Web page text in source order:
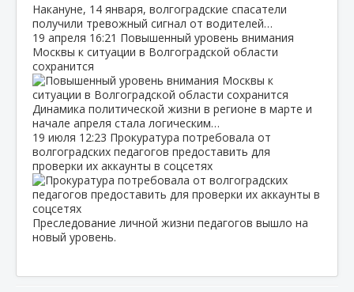
Накануне, 14 января, волгоградские спасатели
получили тревожный сигнал от водителей…
19 апреля 16:21 Повышенный уровень внимания
Москвы к ситуации в Волгоградской области
сохранится
Динамика политической жизни в регионе в марте и
начале апреля стала логическим…
19 июля 12:23 Прокуратура потребовала от
волгоградских педагогов предоставить для
проверки их аккаунты в соцсетях
Преследование личной жизни педагогов вышло на
новый уровень.